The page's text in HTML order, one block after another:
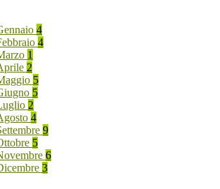
4
4
1
2
5
5
2
4
9
5
6
3